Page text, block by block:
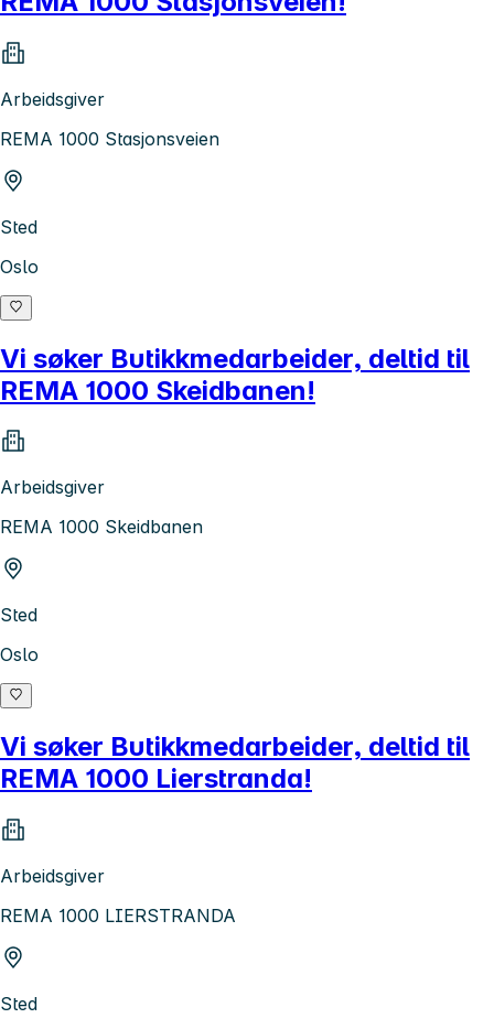
Arbeidsgiver
REMA 1000 Stasjonsveien
Sted
Oslo
Vi søker Butikkmedarbeider, deltid til
REMA 1000 Skeidbanen!
Arbeidsgiver
REMA 1000 Skeidbanen
Sted
Oslo
Vi søker Butikkmedarbeider, deltid til
REMA 1000 Lierstranda!
Arbeidsgiver
REMA 1000 LIERSTRANDA
Sted